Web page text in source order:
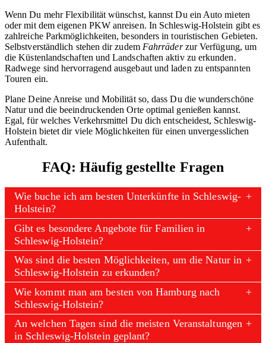
Wenn Du mehr Flexibilität wünschst, kannst Du ein Auto mieten
oder mit dem eigenen PKW anreisen. In Schleswig-Holstein gibt es
zahlreiche Parkmöglichkeiten, besonders in touristischen Gebieten.
Selbstverständlich stehen dir zudem Fahrräderzur Verfügung, um
die Küstenlandschaften und Landschaften aktiv zu erkunden.
Radwege sind hervorragend ausgebaut und laden zu entspannten
Touren ein.
Plane Deine Anreise und Mobilität so, dass Du die wunderschöne
Natur und die beeindruckenden Orte optimal genießen kannst.
Egal, für welches Verkehrsmittel Du dich entscheidest, Schleswig-
Holstein bietet dir viele Möglichkeiten für einen unvergesslichen
Aufenthalt.
FAQ: Häufig gestellte Fragen
Wie buche ich am besten Unterkünfte in Schleswig-
Holstein?
Gibt es besondere Angebote für Familien in
Schleswig-Holstein?
Was sind die besten Möglichkeiten, um die Natur in
Schleswig-Holstein zu erkunden?
Wie kommt man am besten von Hamburg nach
Schleswig-Holstein?
An welchen Tagen sind die meisten Veranstaltungen
in Schleswig-Holstein geplant?